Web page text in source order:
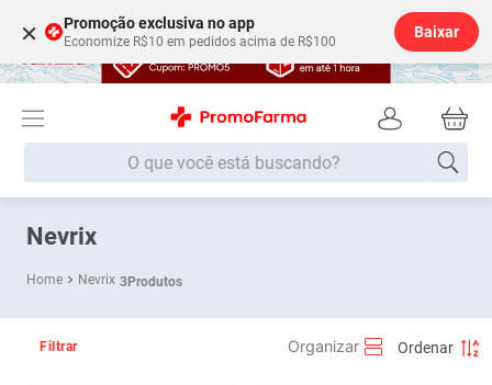
× Promoção exclusiva no app
Economize R$10 em pedidos acima de R$100
Baixar
O que você está buscando?
Nevrix
Nevrix 3Produtos
Filtrar
Termos mais buscados
1 º Fralda
3º